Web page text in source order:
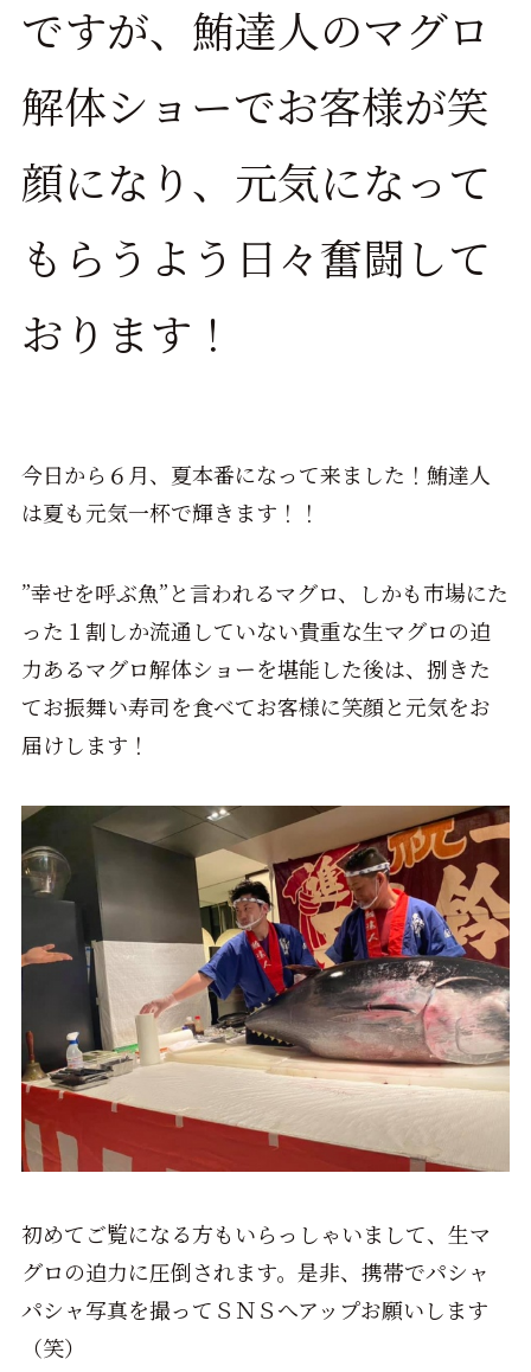
ですが、鮪達人のマグロ
解体ショーでお客様が笑
顔になり、元気になって
もらうよう日々奮闘して
おります！
今日から６月、夏本番になって来ました！鮪達人
は夏も元気一杯で輝きます！！
”幸せを呼ぶ魚”と言われるマグロ、しかも市場にた
った１割しか流通していない貴重な生マグロの迫
力あるマグロ解体ショーを堪能した後は、捌きた
てお振舞い寿司を食べてお客様に笑顔と元気をお
届けします！
初めてご覧になる方もいらっしゃいまして、生マ
グロの迫力に圧倒されます。是非、携帯でパシャ
パシャ写真を撮ってＳＮＳへアップお願いします
（笑）